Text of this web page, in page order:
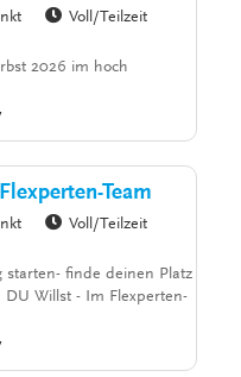
Voll/Teilzeit
2026 im hoch
Team
Voll/Teilzeit
finde deinen Platz
DU Willst - Im Flexperten-